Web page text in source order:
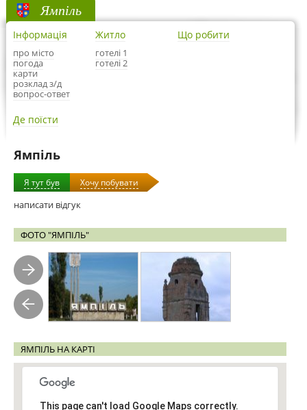
Ямпіль
Інформація
про місто
погода
карти
розклад з/д
вопрос-ответ
Житло
готелі 1
готелі 2
Що робити
Де поїсти
Ямпіль
Я тут був Хочу побувати
написати відгук
ФОТО "ЯМПІЛЬ"
ЯМПІЛЬ НА КАРТІ
This page can't load Google Maps correctly.